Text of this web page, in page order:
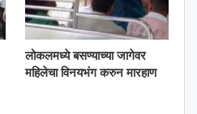
लोकलमध्ये बसण्याच्या जागेवर
महिलेचा विनयभंग करुन मारहाण